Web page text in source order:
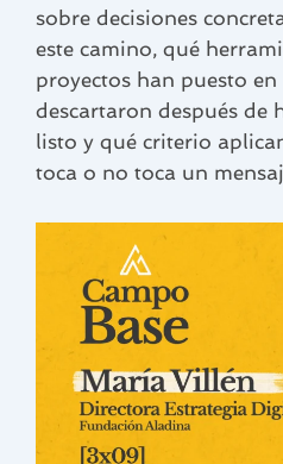
sobre decisiones
este camino, qué
proyectos han puesto
descartaron después de
listo y qué criterio
toca o no toca un